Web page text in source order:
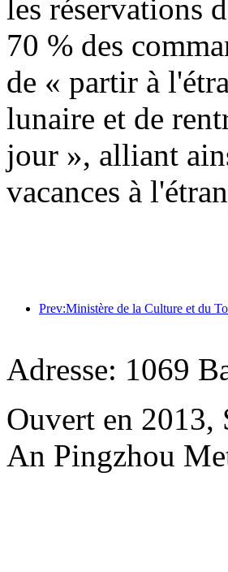
les réservations
70 % des
de « partir à
lunaire et de
jour », alliant
vacances à
Adresse: 1069
Ouvert en 2013,
An Pingzhou